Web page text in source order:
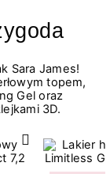
Sara James!
topem,
Gel oraz
3D.